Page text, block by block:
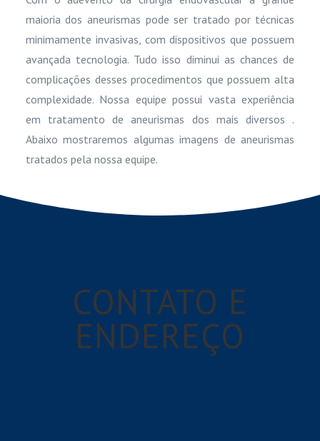
maioria dos aneurismas pode ser tratado por técnicas
minimamente invasivas, com dispositivos que possuem
avançada tecnologia. Tudo isso diminui as chances de
complicações desses procedimentos que possuem alta
complexidade. Nossa equipe possui vasta experiência
em tratamento de aneurismas dos mais diversos .
Abaixo mostraremos algumas imagens de aneurismas
tratados pela nossa equipe.
CONTATO E
ENDEREÇO